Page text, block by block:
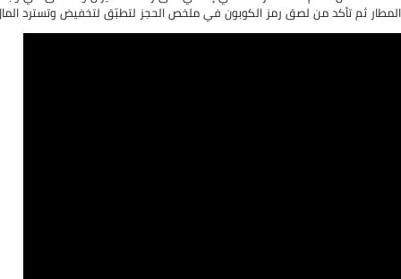
المطار ثم تأكد من لصق رمز الكوبون في ملخص الحجز لتطبّق لتخفيض وتسترد